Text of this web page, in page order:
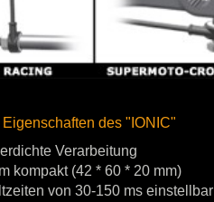
Eigenschaften des "IONIC"
Verarbeitung
kompakt (42 * 60 * 20 mm)
von 30-150 ms einstellbar